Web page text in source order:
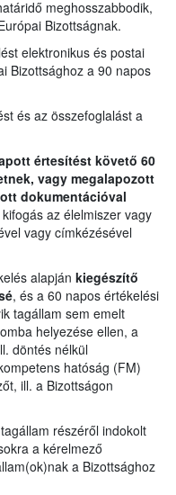
meghosszabbodik,
Bizottságnak.
elektronikus és postai
Bizottsághoz a 90 napos
és az összefoglalást a
értesítést követő 60
vagy megalapozott
dokumentációval
az élelmiszer vagy
vagy címkézésével
alapján kiegészítő
, és a 60 napos értékelési
tagállam sem emelt
helyezése ellen, a
döntés nélkül
hatóság (FM)
ill. a Bizottságon
részéről indokolt
a kérelmező
a Bizottsághoz